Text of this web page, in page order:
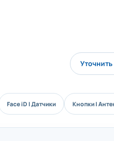
Face iD | Датчики Кнопки |